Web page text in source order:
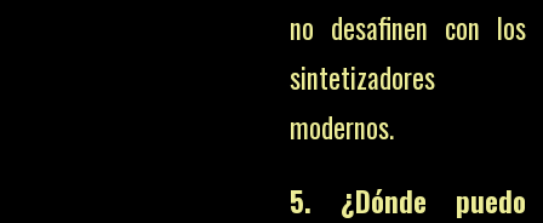
no desafinen con los
sintetizadores
modernos.
5. ¿Dónde puedo